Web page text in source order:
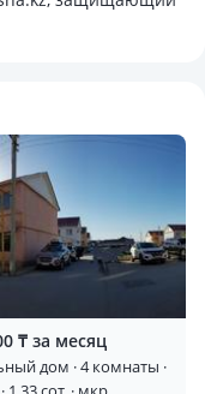
₸ за месяц
дом · 4 комнаты ·